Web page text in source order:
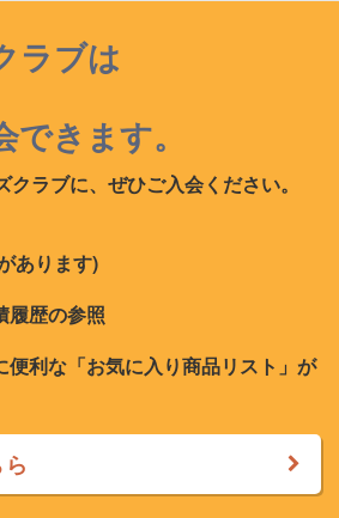
ラブは
きます。
ラブに、ぜひご入会ください。
あります)
履歴の参照
便利な「お気に入り商品リスト」が